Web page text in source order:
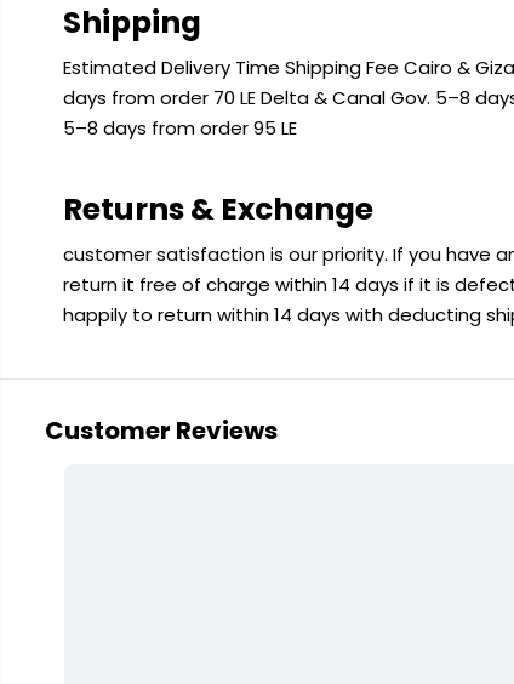
Shipping
Estimated Delivery Time Shipping Fee Cairo &
days from order 70 LE Delta & Canal Gov. 5–8
5–8 days from order 95 LE
Returns & Exchange
customer satisfaction is our priority. If you have
return it free of charge within 14 days if it is
happily to return within 14 days with deducting